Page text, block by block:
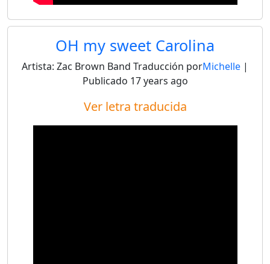
OH my sweet Carolina
Artista: Zac Brown Band Traducción porMichelle |
Publicado 17 years ago
Ver letra traducida